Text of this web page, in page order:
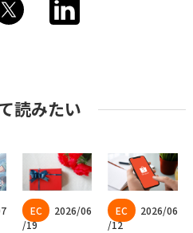
読みたい
2026/06
/19
2026/06
/12